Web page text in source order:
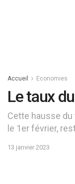
Accueil Economies
Le taux
Cette hausse
le 1er février,
13 janvier 2023